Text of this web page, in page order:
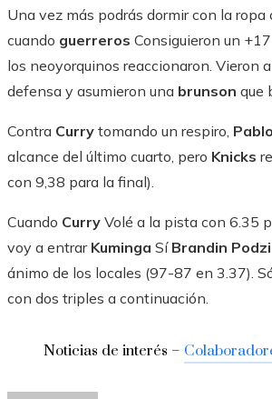
Una vez más podrás dormir con la ropa
cuando guerreros Consiguieron un
los neoyorquinos reaccionaron. Vieron
defensa y asumieron una brunson que
Contra Curry tomando un respiro, Pablo
alcance del último cuarto, pero Knicks
con 9,38 para la final).
Cuando Curry Volé a la pista con 6.35
voy a entrar Kuminga Sí Brandin
ánimo de los locales (97-87 en 3.37).
con dos triples a continuación.
Noticias de interés –